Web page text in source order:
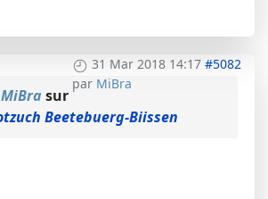
31 Mar 2018 14:17 #5082
par MiBra
MiBra sur
Beetebuerg-Biissen